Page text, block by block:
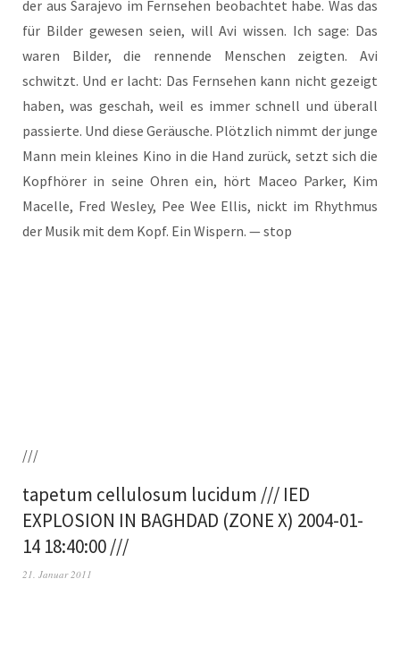
der aus Sara­je­vo im Fern­se­hen beob­ach­tet habe. Was das
für Bil­der gewe­sen sei­en, will Avi wis­sen. Ich sage: Das
waren Bil­der, die ren­nen­de Men­schen zeig­ten. Avi
schwitzt. Und er lacht: Das Fern­se­hen kann nicht gezeigt
haben, was geschah, weil es immer schnell und über­all
pas­sier­te. Und die­se Geräu­sche. Plötz­lich nimmt der jun­ge
Mann mein klei­nes Kino in die Hand zurück, setzt sich die
Kopf­hö­rer in sei­ne Ohren ein, hört Maceo Par­ker, Kim
Macel­le, Fred Wes­ley, Pee Wee Ellis, nickt im Rhyth­mus
der Musik mit dem Kopf. Ein Wis­pern. — stop
///
tapetum cellulosum lucidum /// IED
EXPLOSION IN BAGHDAD (ZONE X) 2004-01-
14 18:40:00 ///
21. Januar 2011